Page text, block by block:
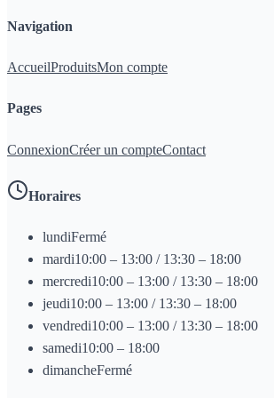
Navigation
AccueilProduitsMon compte
Pages
ConnexionCréer un compteContact
Horaires
lundiFermé
mardi10:00 – 13:00 / 13:30 – 18:00
mercredi10:00 – 13:00 / 13:30 – 18:00
jeudi10:00 – 13:00 / 13:30 – 18:00
vendredi10:00 – 13:00 / 13:30 – 18:00
samedi10:00 – 18:00
dimancheFermé